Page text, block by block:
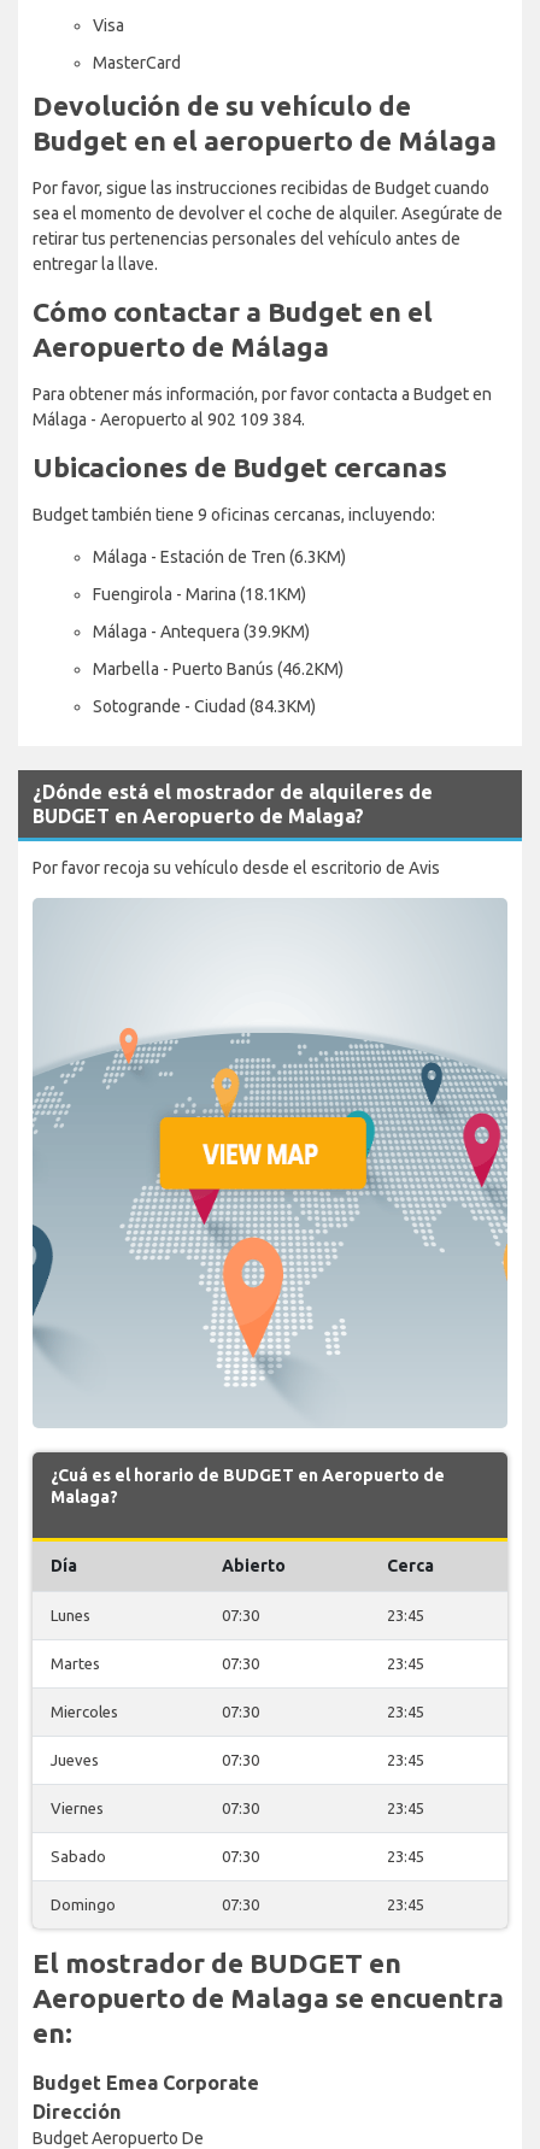
Visa
MasterCard
Devolución de su vehículo de
Budget en el aeropuerto de Málaga
Por favor, sigue las instrucciones recibidas de Budget cuando
sea el momento de devolver el coche de alquiler. Asegúrate de
retirar tus pertenencias personales del vehículo antes de
entregar la llave.
Cómo contactar a Budget en el
Aeropuerto de Málaga
Para obtener más información, por favor contacta a Budget en
Málaga - Aeropuerto al 902 109 384.
Ubicaciones de Budget cercanas
Budget también tiene 9 oficinas cercanas, incluyendo:
Málaga - Estación de Tren (6.3KM)
Fuengirola - Marina (18.1KM)
Málaga - Antequera (39.9KM)
Marbella - Puerto Banús (46.2KM)
Sotogrande - Ciudad (84.3KM)
¿Dónde está el mostrador de alquileres de
BUDGET en Aeropuerto de Malaga?
Por favor recoja su vehículo desde el escritorio de Avis
¿Cuá es el horario de BUDGET en Aeropuerto de
Malaga?
Día Abierto Cerca
Lunes 07:30 23:45
Martes 07:30 23:45
Miercoles 07:30 23:45
Jueves 07:30 23:45
Viernes 07:30 23:45
Sabado 07:30 23:45
Domingo 07:30 23:45
El mostrador de BUDGET en
Aeropuerto de Malaga se encuentra
en:
Budget Emea Corporate
Dirección
Budget Aeropuerto De